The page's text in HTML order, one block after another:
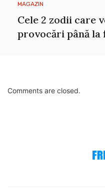
MAGAZIN
Cele 2 zodii care
provocări până la
Comments are closed.